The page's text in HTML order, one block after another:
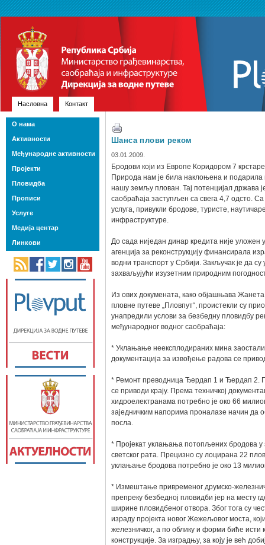
Насловна Контакт
Шанса плови реком
03.01.2009.
Бродови који из Европе Коридором 7
Природа нам је била наклоњена и подарила
нашу земљу плован. Тај потенцијал држава
саобраћаја заступљен са свега 4,7 одсто.
услуга, привукли бродове, туристе,
инфраструктуре.
До сада ниједан динар кредита није уложен
агенција за реконструкцију финансирала
водни транспорт у Србији. Закључак је да
захваљујући изузетним природним
Из ових докумената, како објашњава
пловне путеве „Пловпут“, проистекли су
унапредили услови за безбедну пловидбу
међународног водног саобраћаја:
* Уклањање неексплодираних мина
документација за извођење радова се
* Ремонт преводница Ђердап 1 и Ђердап 2.
се приводи крају. Према техничкој
хидроелектранама потребно је око 66
заједничким напорима проналазе начин да
посла.
* Пројекат уклањања потопљених бродова у
светског рата. Прецизно су лоцирана 22
уклањање бродова потребно је око 13
* Измештање привременог друмско-
препреку безбедној пловидби јер на месту
ширине пловидбеног отвора. Због тога су
израду пројекта новог Жежељовог моста,
железничког, а по облику и форми биће
конструкције. За изградњу, за коју је већ
О нама
Активности
Међународне активности
Пројекти
Пловидба
Прописи
Услуге
Медија центар
Линкови